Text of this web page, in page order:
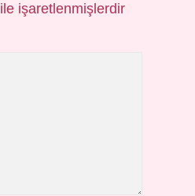
ile işaretlenmişlerdir